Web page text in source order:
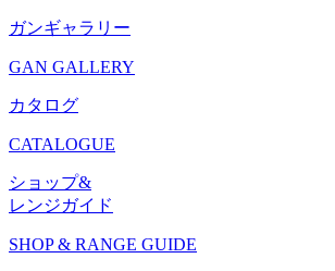
ガンギャラリー
GAN GALLERY
カタログ
CATALOGUE
ショップ&
レンジガイド
SHOP & RANGE GUIDE